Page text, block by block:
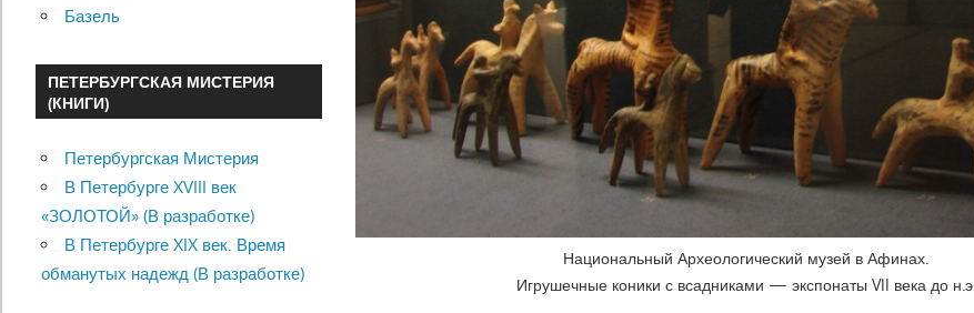
Национальный Археологический музей в Афинах.
Игрушечные коники с всадниками — экспонаты VII века до н.э.
Базель
ПЕТЕРБУРГСКАЯ МИСТЕРИЯ
(КНИГИ)
Петербургская Мистерия
В Петербурге XVIII век
«ЗОЛОТОЙ» (В разработке)
В Петербурге XIX век. Время
обманутых надежд (В разработке)